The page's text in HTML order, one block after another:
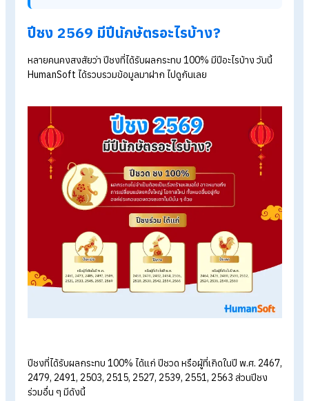
การเปลี่ยนแปลงครั้งใหญ่ โอกาสใหม่ หรือเหตุการณ์ที่ต้องระวังเ
พิเศษ ทั้งหมดขึ้นอยู่กับองค์ประกอบของดวงชะตาในปีนั้น ๆ ด้วย
Explore HumanSoft HR software
Automated payroll software
Online time-attendance system
Payroll software pricing from THB 590/month
Start a free 30-day trial
ปีชง 2569 มีปีนักษัตรอะไรบ้าง?
หลายคนคงสงสัยว่า ปีชงที่ได้รับผลกระทบ 100%มีปีอะไรบ้าง วัน
ได้รวบรวมข้อมูลมาฝาก ไปดูกันเลย